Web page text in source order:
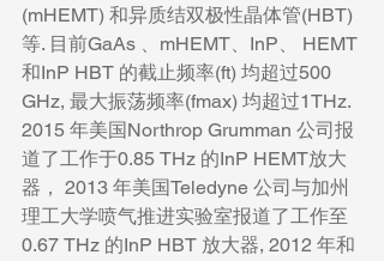
(mHEMT) 和异质结双极性晶体管(HBT)
等. 目前GaAs 、mHEMT、InP、 HEMT
和InP HBT 的截止频率(ft) 均超过500
GHz, 最大振荡频率(fmax) 均超过1THz.
2015 年美国Northrop Grumman 公司报
道了工作于0.85 THz 的InP HEMT放大
器， 2013 年美国Teledyne 公司与加州
理工大学喷气推进实验室报道了工作至
0.67 THz 的InP HBT 放大器, 2012 年和